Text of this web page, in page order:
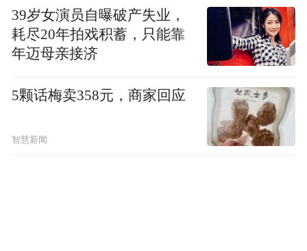
39岁女演员自曝破产失业，
耗尽20年拍戏积蓄，只能靠
年迈母亲接济
5颗话梅卖358元，商家回应
智慧新闻